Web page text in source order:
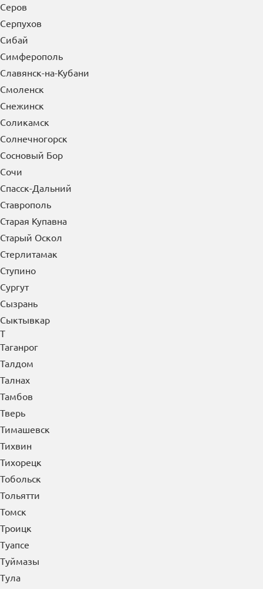
Серов
Серпухов
Сибай
Симферополь
Славянск-на-Кубани
Смоленск
Снежинск
Соликамск
Солнечногорск
Сосновый Бор
Сочи
Спасск-Дальний
Ставрополь
Старая Купавна
Старый Оскол
Стерлитамак
Ступино
Сургут
Сызрань
Сыктывкар
Т
Таганрог
Талдом
Талнах
Тамбов
Тверь
Тимашевск
Тихвин
Тихорецк
Тобольск
Тольятти
Томск
Троицк
Туапсе
Туймазы
Тула